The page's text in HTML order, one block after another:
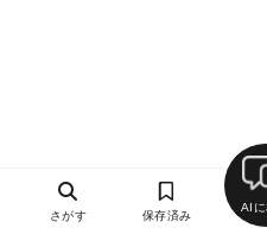
さがす 保存済み
AIに